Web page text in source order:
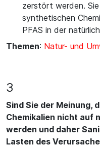
zerstört werden.
synthetischen
PFAS in der
Themen: Natur- und
3
Sind Sie der Meinung,
Chemikalien nicht auf
werden und daher
Lasten des